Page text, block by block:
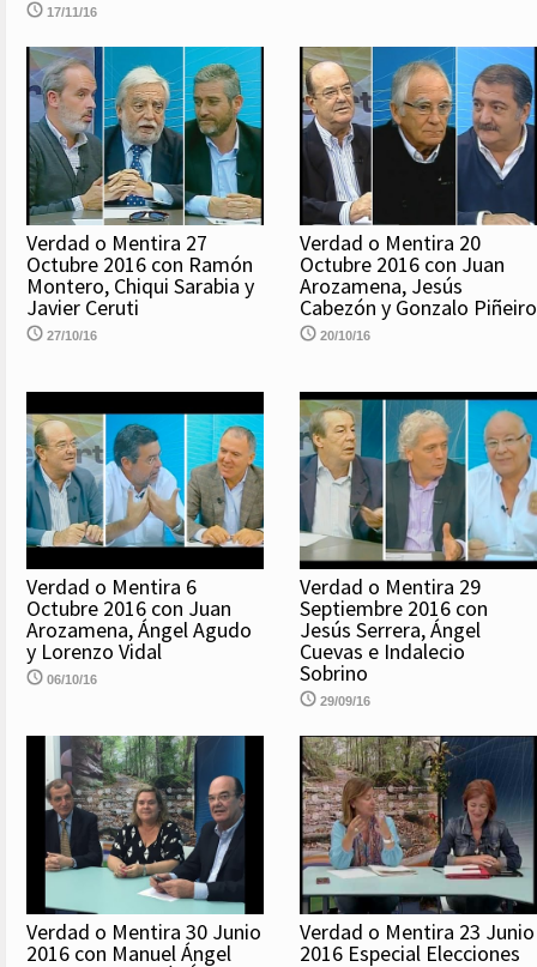
17/11/16
Verdad o Mentira 27
Octubre 2016 con Ramón
Montero, Chiqui Sarabia y
Javier Ceruti
27/10/16
Verdad o Mentira 20
Octubre 2016 con Juan
Arozamena, Jesús
Cabezón y Gonzalo Piñeiro
20/10/16
Verdad o Mentira 6
Octubre 2016 con Juan
Arozamena, Ángel Agudo
y Lorenzo Vidal
06/10/16
Verdad o Mentira 29
Septiembre 2016 con
Jesús Serrera, Ángel
Cuevas e Indalecio
Sobrino
29/09/16
Verdad o Mentira 30 Junio
2016 con Manuel Ángel
Verdad o Mentira 23 Junio
2016 Especial Elecciones